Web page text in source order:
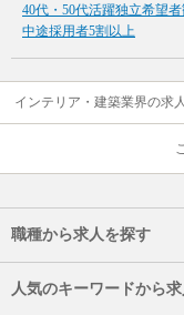
40代・50代活躍独立希望者
中途採用者5割以上
インテリア・建築業界の求
職種から求人を探す
人気のキーワードから